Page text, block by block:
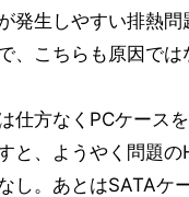
発生しやすい排熱
、こちらも原因では
仕方なくPCケース
と、ようやく問題
し。あとはSATAケ